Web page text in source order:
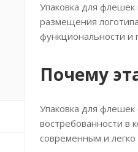
Упаковка для
размещения
функциональности и
Почему
Упаковка для флешек
востребованности в
современным и